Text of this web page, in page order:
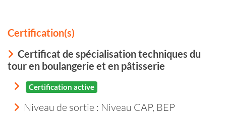
Certification(s)
Certificat de spécialisation techniques du
tour en boulangerie et en pâtisserie
Certification active
Niveau de sortie : Niveau CAP, BEP